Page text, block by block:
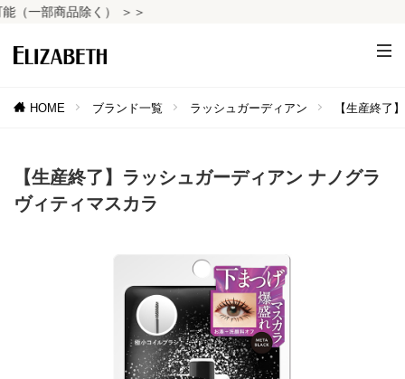
一部商品除く） ＞＞
HOME ブランド一覧 ラッシュガーディアン 【生産終了
【生産終了】ラッシュガーディアン ナノグラ
ヴィティマスカラ